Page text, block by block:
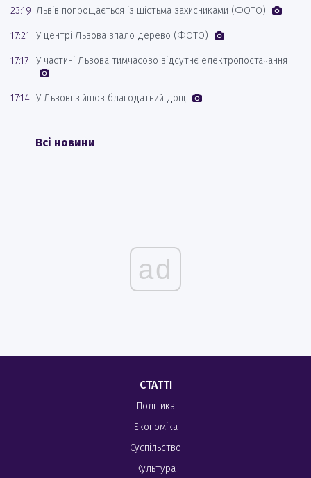
23:19 Львів попрощається із шістьма захисниками (ФОТО)
17:21 У центрі Львова впало дерево (ФОТО)
17:17 У частині Львова тимчасово відсутнє електропостачання
17:14 У Львові зійшов благодатний дощ
Всі новини
ad
СТАТТІ
Політика
Економіка
Суспільство
Культура